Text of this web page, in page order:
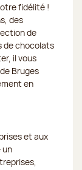
fidélité !
des
de
de chocolats
il vous
Bruges
en
et aux
un